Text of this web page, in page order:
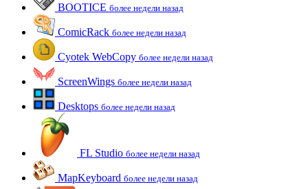
BOOTICE более недели назад
ComicRack более недели назад
Cyotek WebCopy более недели назад
ScreenWings более недели назад
Desktops более недели назад
FL Studio более недели назад
MapKeyboard более недели назад